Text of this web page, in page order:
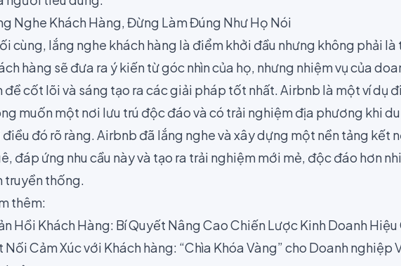
Nghe Khách Hàng, Đừng Làm Đúng Như Họ Nói
cùng, lắng nghe khách hàng là điểm khởi đầu nhưng không phải
hàng sẽ đưa ra ý kiến từ góc nhìn của họ, nhưng nhiệm vụ của
đề cốt lõi và sáng tạo ra các giải pháp tốt nhất. Airbnb là một ví dụ
muốn một nơi lưu trú độc đáo và có trải nghiệm địa phương khi
điều đó rõ ràng. Airbnb đã lắng nghe và xây dựng một nền tảng kết
đáp ứng nhu cầu này và tạo ra trải nghiệm mới mẻ, độc đáo hơn
truyền thống.
thêm:
Hồi Khách Hàng: Bí Quyết Nâng Cao Chiến Lược Kinh Doanh Hiệu
Nối Cảm Xúc với Khách hàng: “Chìa Khóa Vàng” cho Doanh nghiệp